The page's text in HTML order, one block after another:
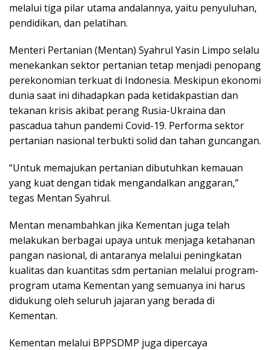
melalui tiga pilar utama andalannya, yaitu penyuluhan,
pendidikan, dan pelatihan.
Menteri Pertanian (Mentan) Syahrul Yasin Limpo selalu
menekankan sektor pertanian tetap menjadi penopang
perekonomian terkuat di Indonesia. Meskipun ekonomi
dunia saat ini dihadapkan pada ketidakpastian dan
tekanan krisis akibat perang Rusia-Ukraina dan
pascadua tahun pandemi Covid-19. Performa sektor
pertanian nasional terbukti solid dan tahan guncangan.
“Untuk memajukan pertanian dibutuhkan kemauan
yang kuat dengan tidak mengandalkan anggaran,”
tegas Mentan Syahrul.
Mentan menambahkan jika Kementan juga telah
melakukan berbagai upaya untuk menjaga ketahanan
pangan nasional, di antaranya melalui peningkatan
kualitas dan kuantitas sdm pertanian melalui program-
program utama Kementan yang semuanya ini harus
didukung oleh seluruh jajaran yang berada di
Kementan.
Kementan melalui BPPSDMP juga dipercaya